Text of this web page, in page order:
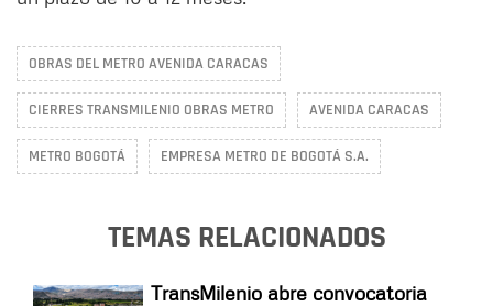
OBRAS DEL METRO AVENIDA CARACAS
CIERRES TRANSMILENIO OBRAS METRO AVENIDA CARACAS
METRO BOGOTÁ EMPRESA METRO DE BOGOTÁ S.A.
TEMAS RELACIONADOS
TransMilenio abre convocatoria